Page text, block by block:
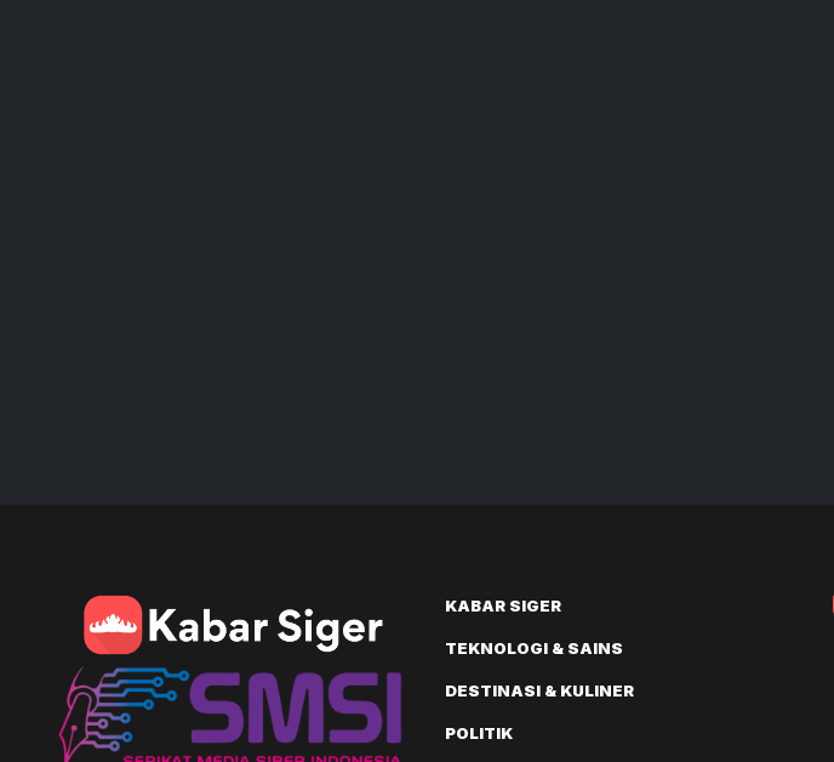
KABAR SIGER
TEKNOLOGI & SAINS
DESTINASI & KULINER
POLITIK